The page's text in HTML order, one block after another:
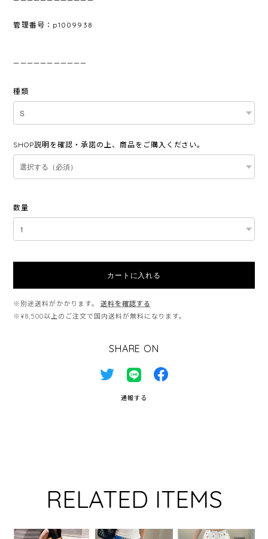
管理番号：p1009938
———————————
種類
SHOP説明を確認・承諾の上、商品をご購入ください。
数量
カートに入れる
※別途送料がかかります。
送料を確認する
※¥8,500以上のご注文で国内送料が無料になります。
SHARE ON
通報する
RELATED ITEMS